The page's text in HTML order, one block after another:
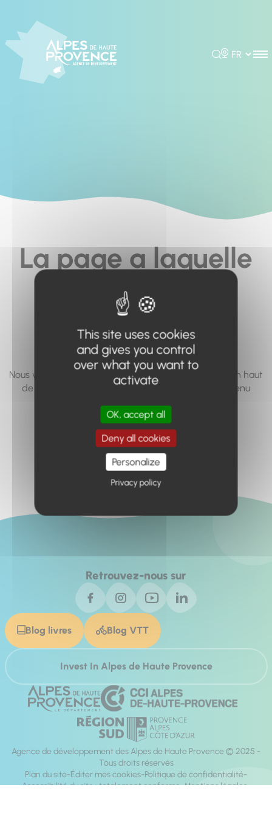
Rechercher
Choisir la
La page a laquelle
vous cherchez à
accéder n'existe
pas... ou plus.
Nous vous invitons à utiliser le moteur de recherche en haut
de page, ou à utiliser le menu pour trouver le contenu
Retour à l'accueil
Retrouvez-nous sur
Blog livres Blog VTT
Invest In Alpes de Haute Provence
Agence de développement des Alpes de Haute Provence © 2025 -
Tous droits réservés
Plan du site Éditer mes cookies Politique de confidentialité
Accessibilité du site : totalement conforme Mentions légales
This site uses cookies
and gives you control
over what you want to
activate
OK, accept all
Deny all cookies
Personalize
Privacy policy